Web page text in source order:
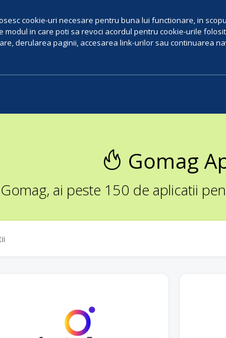
cookie-uri necesare pentru buna lui functionare, in
in care poti sa revoci acordul pentru cookie-urile
derularea paginii, accesarea link-urilor sau continuarea
Gomag
ai peste 150 de aplicatii